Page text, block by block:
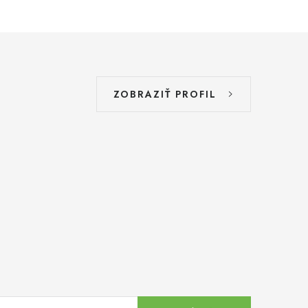
ZOBRAZIŤ PROFIL